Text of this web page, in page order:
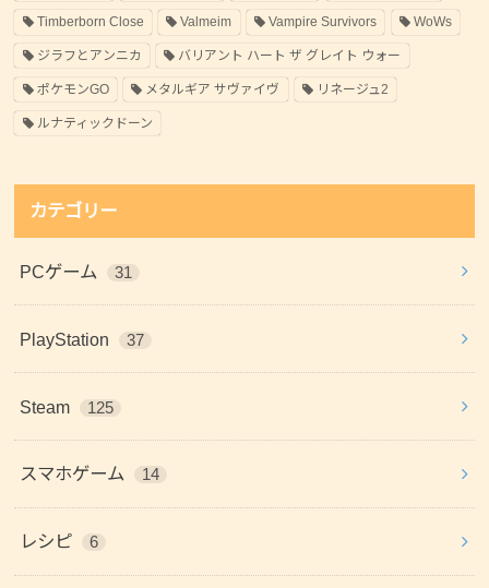
Timberborn Close Valmeim Vampire Survivors WoWs
ジラフとアンニカ バリアント ハート ザ グレイト ウォー
ポケモンGO メタルギア サヴァイヴ リネージュ2
ルナティックドーン
カテゴリー
PCゲーム 31
PlayStation 37
Steam 125
スマホゲーム 14
レシピ 6